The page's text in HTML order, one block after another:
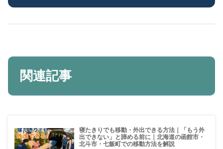
関連記事
寝たきりでも移動・外出できる方法｜「もう外
出できない」と諦める前に｜北海道の函館市・
北斗市・七飯町での移動方法を解説